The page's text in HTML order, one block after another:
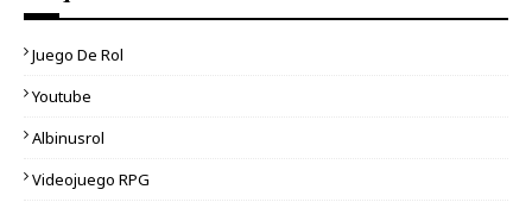
Juego De Rol
Youtube
Albinusrol
Videojuego RPG